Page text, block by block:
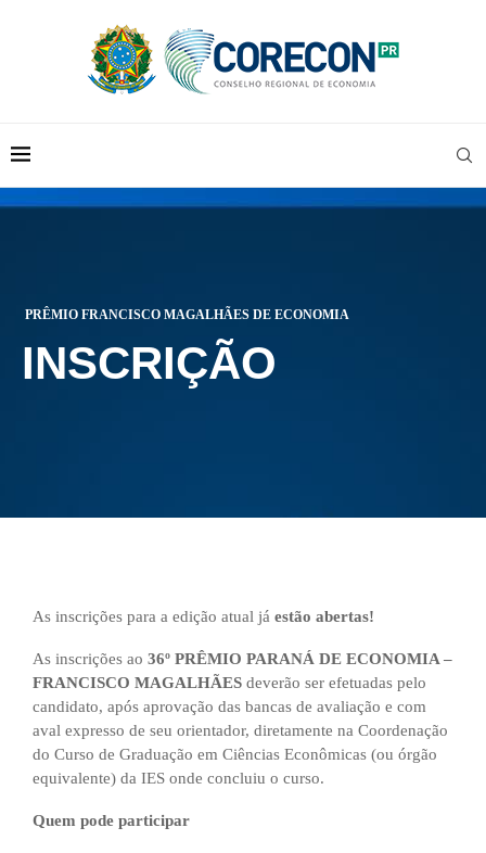
PRÊMIO FRANCISCO MAGALHÃES DE ECONOMIA
INSCRIÇÃO
As inscrições para a edição atual já estão abertas!
As inscrições ao 36º PRÊMIO PARANÁ DE ECONOMIA –
FRANCISCO MAGALHÃES deverão ser efetuadas pelo
candidato, após aprovação das bancas de avaliação e com
aval expresso de seu orientador, diretamente na Coordenação
do Curso de Graduação em Ciências Econômicas (ou órgão
equivalente) da IES onde concluiu o curso.
Quem pode participar